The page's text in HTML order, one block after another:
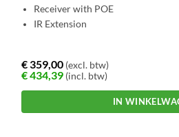
Receiver with POE
IR Extension
€359,00 (excl. btw)
€434,39 (incl. btw)
IN